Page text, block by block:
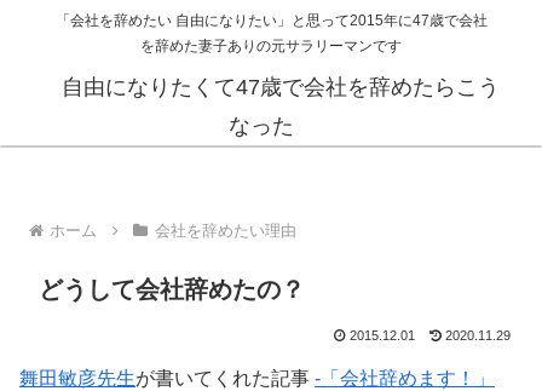
「会社を辞めたい 自由になりたい」と思って2015年に47歳で会社
を辞めた妻子ありの元サラリーマンです
自由になりたくて47歳で会社を辞めたらこう
なった
ホーム 会社を辞めたい理由
どうして会社辞めたの？
2015.12.01 2020.11.29
舞田敏彦先生が書いてくれた記事 -「会社辞めます！」